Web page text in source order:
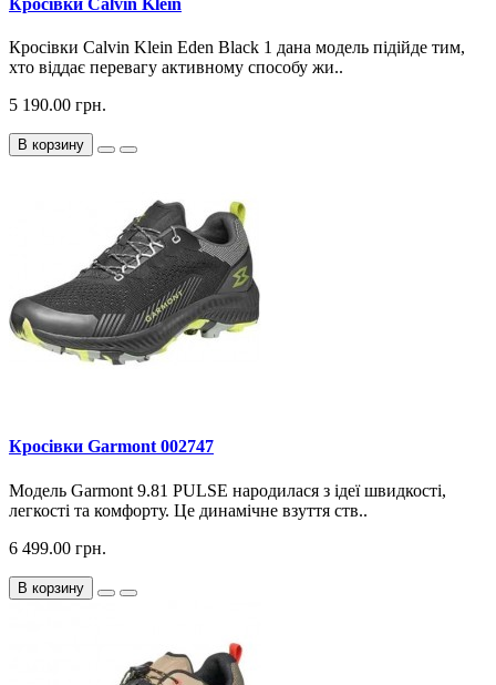
Кросiвки Calvin Klein
Кросiвки Calvin Klein Eden Black 1 дана модель підійде тим,
хто віддає перевагу активному способу жи..
5 190.00 грн.
В корзину
Кросiвки Garmont 002747
Модель Garmont 9.81 PULSE народилася з ідеї швидкості,
легкості та комфорту. Це динамічне взуття ств..
6 499.00 грн.
В корзину